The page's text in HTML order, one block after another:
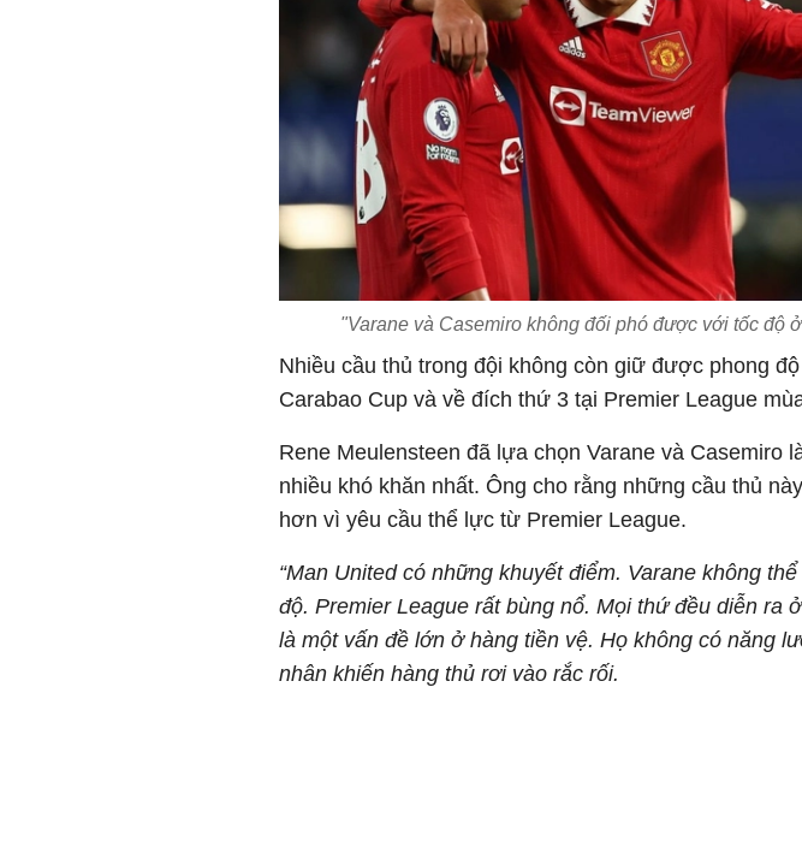
"Varane và Casemiro không đối phó được với tốc độ
Nhiều cầu thủ trong đội không còn giữ được phong
Carabao Cup và về đích thứ 3 tại Premier League
Rene Meulensteen đã lựa chọn Varane và Casemiro
nhiều khó khăn nhất. Ông cho rằng những cầu thủ
hơn vì yêu cầu thể lực từ Premier League.
“Man United có những khuyết điểm. Varane không
độ. Premier League rất bùng nổ. Mọi thứ đều diễn ra
là một vấn đề lớn ở hàng tiền vệ. Họ không có năng
nhân khiến hàng thủ rơi vào rắc rối.